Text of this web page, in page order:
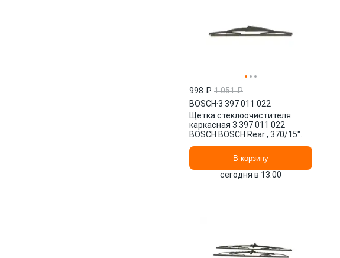
998 ₽ 1 051 ₽
BOSCH·3 397 011 022
Щетка стеклоочистителя
каркасная 3 397 011 022
BOSCH BOSCH Rear , 370/15"
В корзину
сегодня в 13:00